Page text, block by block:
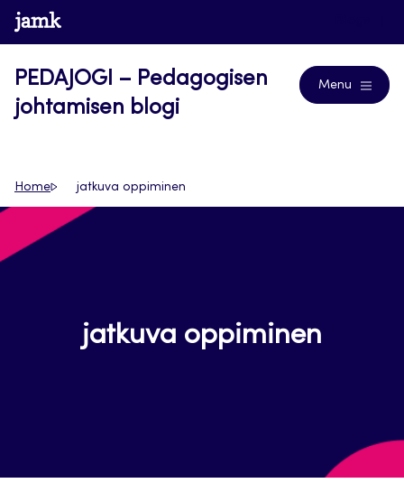
Siirry
suoraan
www.jamk.fi
PEDAJOGI – Pedagogisen
johtamisen blogi
Menu
Home jatkuva oppiminen
jatkuva oppiminen